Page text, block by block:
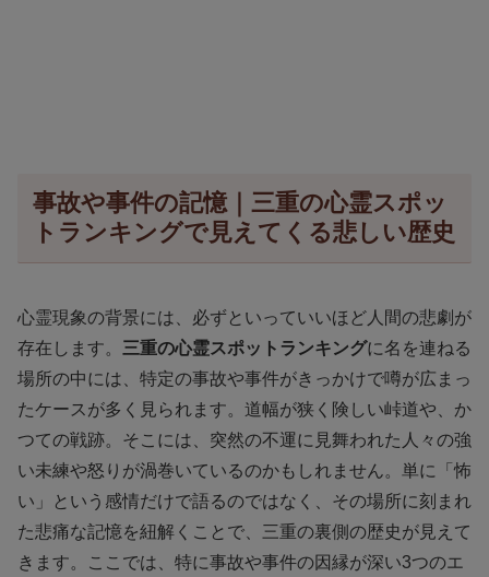
事故や事件の記憶｜三重の心霊スポッ
トランキングで見えてくる悲しい歴史
心霊現象の背景には、必ずといっていいほど人間の悲劇が
存在します。 三重の心霊スポットランキングに名を連ねる
場所の中には、特定の事故や事件がきっかけで噂が広まっ
たケースが多く見られます。道幅が狭く険しい峠道や、か
つての戦跡。そこには、突然の不運に見舞われた人々の強
い未練や怒りが渦巻いているのかもしれません。単に「怖
い」という感情だけで語るのではなく、その場所に刻まれ
た悲痛な記憶を紐解くことで、三重の裏側の歴史が見えて
きます。ここでは、特に事故や事件の因縁が深い3つのエ